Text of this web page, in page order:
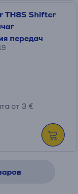
TH8S Shifter
передач
от 3 €